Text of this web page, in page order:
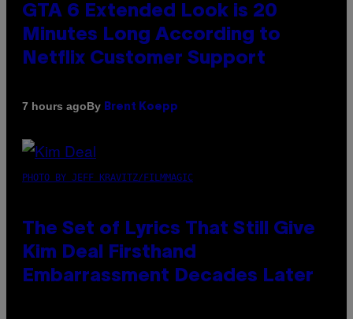
GTA 6 Extended Look is 20
Minutes Long According to
Netflix Customer Support
7 hours agoBy Brent Koepp
PHOTO BY JEFF KRAVITZ/FILMMAGIC
The Set of Lyrics That Still Give
Kim Deal Firsthand
Embarrassment Decades Later